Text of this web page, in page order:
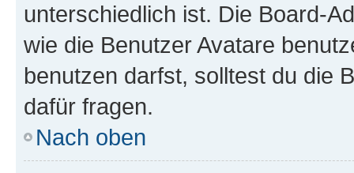
unterschiedlich ist. Die Board-
wie die Benutzer Avatare
benutzen darfst, solltest du die
dafür fragen.
Nach oben